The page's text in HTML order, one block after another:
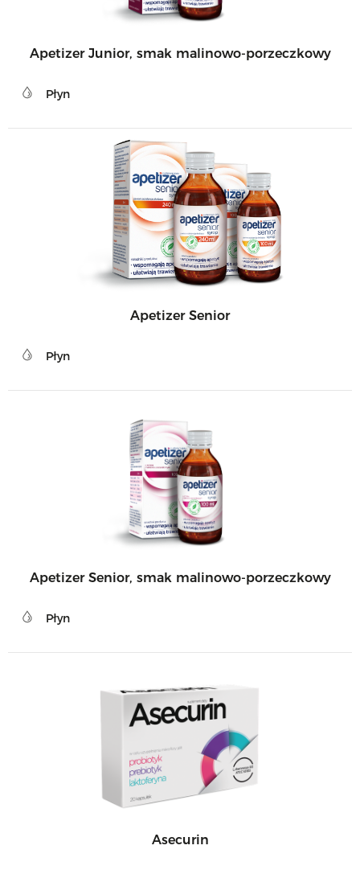
Apetizer Junior, smak malinowo-porzeczkowy
Płyn
Apetizer Senior
Płyn
Apetizer Senior, smak malinowo-porzeczkowy
Płyn
Asecurin